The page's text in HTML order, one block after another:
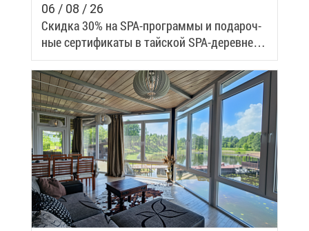
06 / 08 / 26
Скид­ка 30% на SPA-про­грам­мы и по­да­роч­
ные сер­ти­фи­ка­ты в тай­ской SPA-де­ревне
Samui